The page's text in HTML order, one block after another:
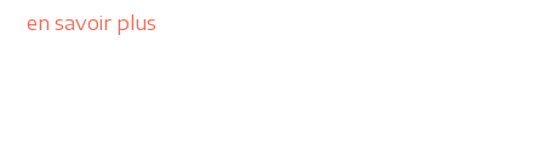
en savoir plus